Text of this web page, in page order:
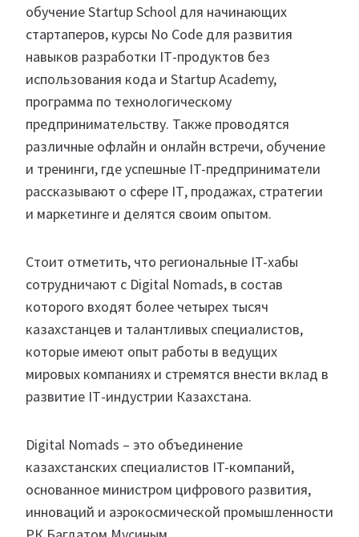
обучение Startup School для начинающих
стартаперов, курсы No Code для развития
навыков разработки ІТ-продуктов без
использования кода и Startup Academy,
программа по технологическому
предпринимательству. Также проводятся
различные офлайн и онлайн встречи, обучение
и тренинги, где успешные IT-предприниматели
рассказывают о сфере ІТ, продажах, стратегии
и маркетинге и делятся своим опытом.
Стоит отметить, что региональные IT-хабы
сотрудничают с Digital Nomads, в состав
которого входят более четырех тысяч
казахстанцев и талантливых специалистов,
которые имеют опыт работы в ведущих
мировых компаниях и стремятся внести вклад в
развитие ІТ-индустрии Казахстана.
Digital Nomads – это объединение
казахстанских специалистов IT-компаний,
основанное министром цифрового развития,
инноваций и аэрокосмической промышленности